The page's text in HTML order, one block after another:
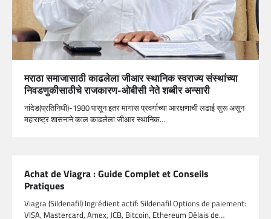
मराठा समाजासाठी काढलेला जीआर स्थानिक स्वराज्य संस्थांच्या
निवडणुकीसाठीचे राजकारण-ओबीसी नेते शब्बीर अन्सारी
नांदेड(प्रतिनिधी)-1980 पासून इतर मागास प्रवर्गाच्या आरक्षणाची लढाई सुरू असून
महाराष्ट्र शासनाने काल काढलेला जीआर स्थानिक…
Achat de Viagra : Guide Complet et Conseils
Pratiques
Viagra (Sildenafil​) Ingrédient actif: Sildenafil Options de paiement:
VISA, Mastercard, Amex, JCB, Bitcoin, Ethereum Délais de…